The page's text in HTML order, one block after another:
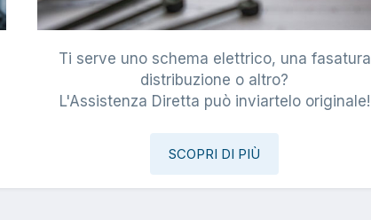
Ti serve uno schema elettrico, una fasatura
distribuzione o altro?
L'Assistenza Diretta può inviartelo originale!
SCOPRI DI PIÙ